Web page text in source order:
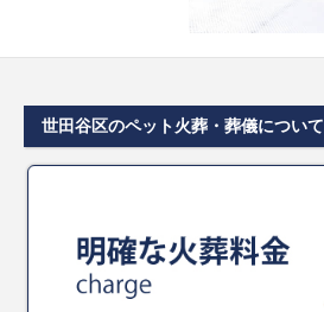
世田谷区のペット火葬・葬儀について